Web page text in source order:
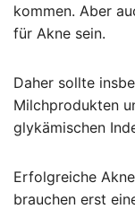
kommen. Aber
für Akne sein.
Daher sollte
Milchprodukten
glykämischen
Erfolgreiche
brauchen erst